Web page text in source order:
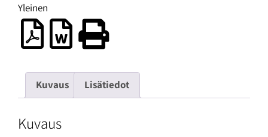
Yleinen
Kuvaus Lisätiedot
Kuvaus